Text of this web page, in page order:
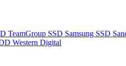
TeamGroup SSD Samsung SSD
Western Digital